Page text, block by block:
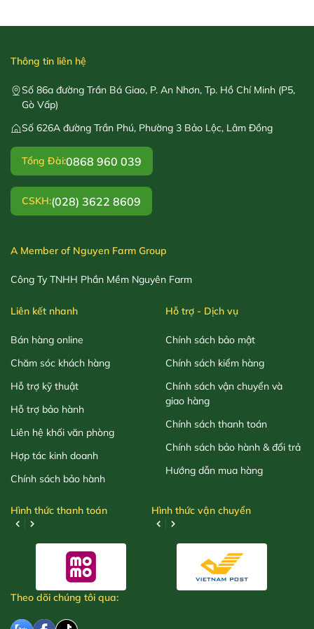
Thông tin liên hệ
Số 86a đường Trần Bá Giao, P. An Nhơn, Tp. Hồ Chí Minh (P5,
Gò Vấp)
Số 626A đường Trần Phú, Phường 3 Bảo Lộc, Lâm Đồng
Tổng Đài:0868 960 039
CSKH:(028) 3622 8609
A Member of Nguyen Farm Group
Công Ty TNHH Phần Mềm Nguyên Farm
Liên kết nhanh
Bán hàng online
Chăm sóc khách hàng
Hỗ trợ kỹ thuật
Hỗ trợ bảo hành
Liên hệ khối văn phòng
Hợp tác kinh doanh
Chính sách bảo hành
Hỗ trợ - Dịch vụ
Chính sách bảo mật
Chính sách kiểm hàng
Chính sách vận chuyển và
giao hàng
Chính sách thanh toán
Chính sách bảo hành & đổi trả
Hướng dẫn mua hàng
Hình thức thanh toán Hình thức vận chuyển
Theo dõi chúng tôi qua: